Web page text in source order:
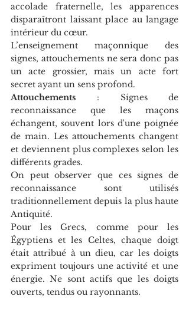
accolade fraternelle, les apparences
disparaîtront laissant place au langage
intérieur du cœur.
L’enseignement maçonnique des
signes, attouchements ne sera donc pas
un acte grossier, mais un acte fort
secret ayant un sens profond.
Attouchements : Signes de
reconnaissance que les maçons
échangent, souvent lors d'une poignée
de main. Les attouchements changent
et deviennent plus complexes selon les
différents grades.
On peut observer que ces signes de
reconnaissance sont utilisés
traditionnellement depuis la plus haute
Antiquité.
Pour les Grecs, comme pour les
Égyptiens et les Celtes, chaque doigt
était attribué à un dieu, car les doigts
expriment toujours une activité et une
énergie. Ne sont actifs que les doigts
ouverts, tendus ou rayonnants.